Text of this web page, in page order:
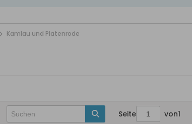
Kamlau und Platenrode
Seite von1